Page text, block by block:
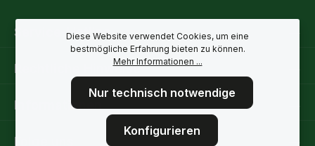
Service-Hotline
Rechtliche Hinweise
Informationen
Folge uns
Diese Website verwendet Cookies, um eine
bestmögliche Erfahrung bieten zu können.
Mehr Informationen ...
Nur technisch notwendige
Konfigurieren